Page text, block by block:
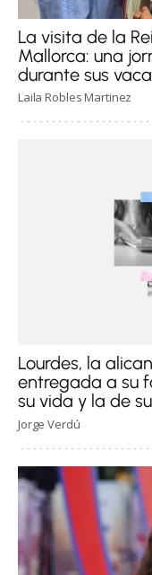
La visita de la
Mallorca: una
durante sus
Laila Robles Martinez
Lourdes, la
entregada a su
su vida y la de
Jorge Verdú